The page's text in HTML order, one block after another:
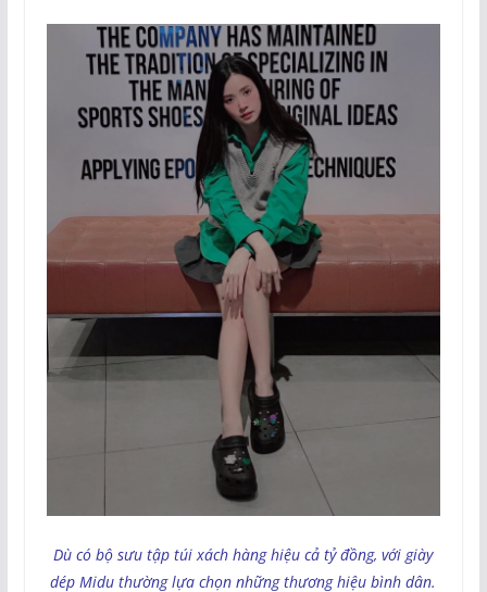
Dù có bộ sưu tập túi xách hàng hiệu cả tỷ đồng, với giày
dép Midu thường lựa chọn những thương hiệu bình dân.